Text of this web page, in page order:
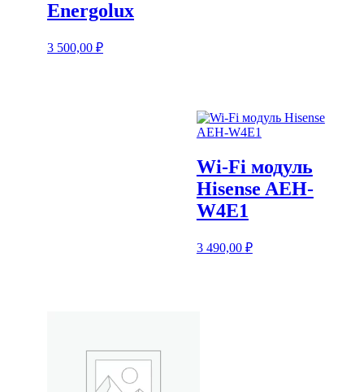
Energolux
3 500,00 ₽
Wi-Fi модуль
Hisense AEH-
W4E1
3 490,00 ₽